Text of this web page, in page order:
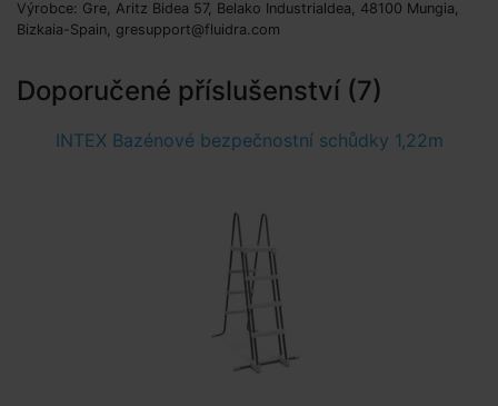
Výrobce: Gre, Aritz Bidea 57, Belako Industrialdea, 48100 Mungia,
Bizkaia-Spain, gresupport@fluidra.com
Doporučené příslušenství (7)
INTEX Bazénové bezpečnostní schůdky 1,22m